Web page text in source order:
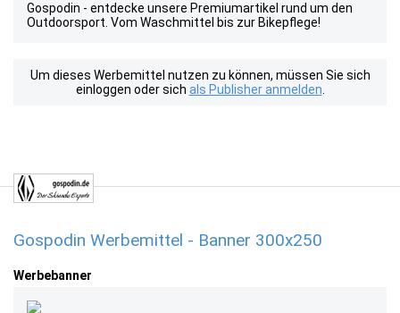
Gospodin - entdecke unsere Premiumartikel rund um den
Outdoorsport. Vom Waschmittel bis zur Bikepflege!
Um dieses Werbemittel nutzen zu können, müssen Sie sich
einloggen oder sich als Publisher anmelden
Gospodin Werbemittel - Banner 300x250
Werbebanner